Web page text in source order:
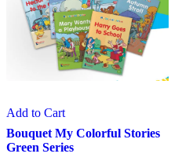
Add to Cart
Bouquet My Colorful Stories
Green Series